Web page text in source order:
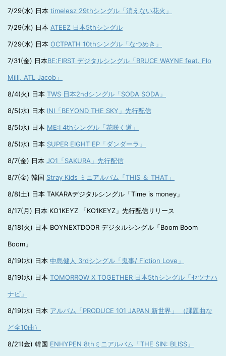
7/29(水) 日本 timelesz 29thシングル「消えない花火」
7/29(水) 日本 ATEEZ 日本5thシングル
7/29(水) 日本 OCTPATH 10thシングル「なつめき」
7/31(金) 日本BE:FIRST デジタルシングル「BRUCE WAYNE feat. Flo
Milli, ATL Jacob」
8/4(火) 日本 TWS 日本2ndシングル「SODA SODA」
8/5(水) 日本 INI「BEYOND THE SKY」先行配信
8/5(水) 日本 ME:I 4thシングル「花咲く道」
8/5(水) 日本 SUPER EIGHT EP「ダンダーラ」
8/7(金) 日本 JO1「SAKURA」先行配信
8/7(金) 韓国 Stray Kids ミニアルバム「THIS ＆ THAT」
8/8(土) 日本 TAKARAデジタルシングル「Time is money」
8/17(月) 日本 KO1KEYZ 「KO1KEYZ」先行配信リリース
8/18(火) 日本 BOYNEXTDOOR デジタルシングル「Boom Boom
Boom」
8/19(水) 日本 中島健人 3rdシングル「鬼事/ Fiction Love」
8/19(水) 日本 TOMORROW X TOGETHER 日本5thシングル「セツナハ
ナビ」
8/19(水) 日本 アルバム「PRODUCE 101 JAPAN 新世界」 （課題曲な
ど全10曲）
8/21(金) 韓国 ENHYPEN 8thミニアルバム「THE SIN: BLISS」